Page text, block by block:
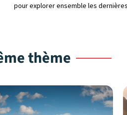
pour explorer ensemble les
thème